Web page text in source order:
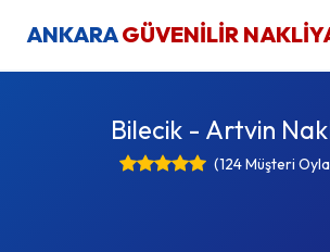
ANKARAGÜVENİLİR
Bilecik - Artvin
(124 Müşteri